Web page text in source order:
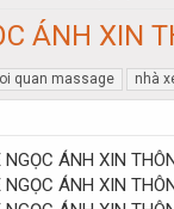
ÁNH XIN
quan massage nhà